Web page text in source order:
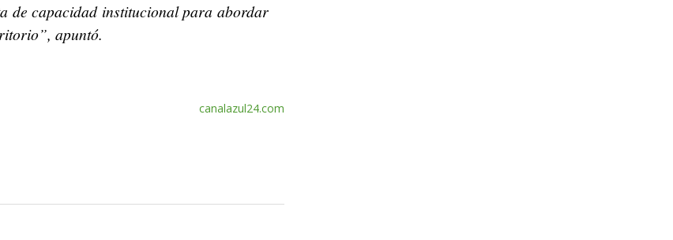
de capacidad institucional para abordar
apuntó.
canalazul24.com